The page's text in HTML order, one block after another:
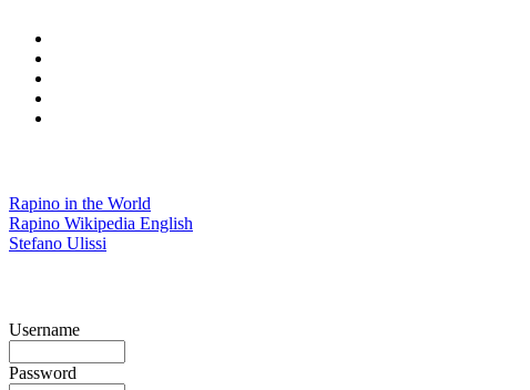
Rapino in the World
Rapino Wikipedia English
Stefano Ulissi
Username
Password